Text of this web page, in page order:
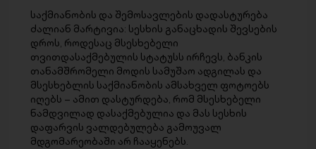
საქმიანობის და შემოსავლების დადასტურება
ძალიან მარტივია: სესხის განაცხადის შევსების
დროს, როდესაც მსესხებელი
თვითდასაქმებულის სტატუსს ირჩევს, ბანკის
თანამშრომელი მოდის სამუშაო ადგილას და
მსესხებლის საქმიანობის ამსახველ ფოტოებს
იღებს – ამით დასტურდება, რომ მსესხებელი
ნამდვილად დასაქმებულია და მას სესხის
დაფარვის ვალდებულება გამოუვალ
მდგომარეობაში არ ჩააყენებს.